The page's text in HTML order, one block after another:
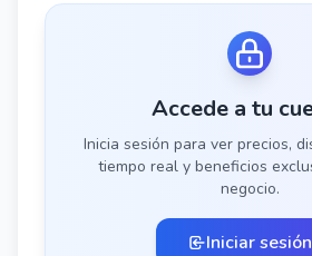
Accede a tu
Inicia sesión para ver precios,
tiempo real y beneficios
negocio.
Iniciar sesión